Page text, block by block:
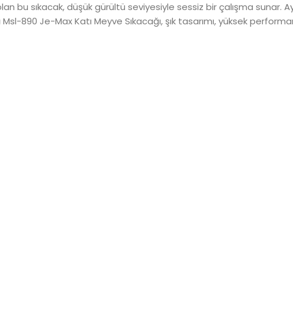
bu sıkacak, düşük gürültü seviyesiyle sessiz bir çalışma sunar.
890 Je-Max Katı Meyve Sıkacağı, şık tasarımı, yüksek